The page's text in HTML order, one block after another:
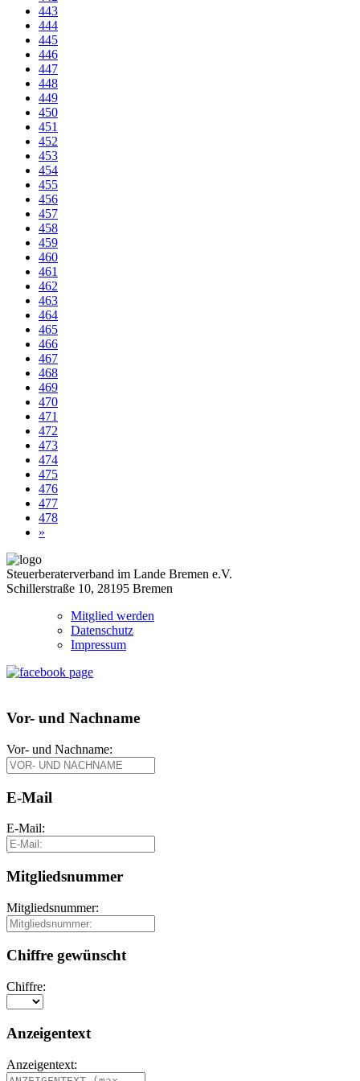
443
444
445
446
447
448
449
450
451
452
453
454
455
456
457
458
459
460
461
462
463
464
465
466
467
468
469
470
471
472
473
474
475
476
477
478
»
Steuerberaterverband im Lande Bremen e.V.
Schillerstraße 10, 28195 Bremen
Mitglied werden
Datenschutz
Impressum
Vor- und Nachname
Vor- und Nachname:
E-Mail
E-Mail:
Mitgliedsnummer
Mitgliedsnummer:
Chiffre gewünscht
Chiffre:
Anzeigentext
Anzeigentext: